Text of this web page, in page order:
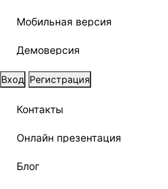
Мобильная версия
Демоверсия
Вход Регистрация
Контакты
Онлайн презентация
Блог